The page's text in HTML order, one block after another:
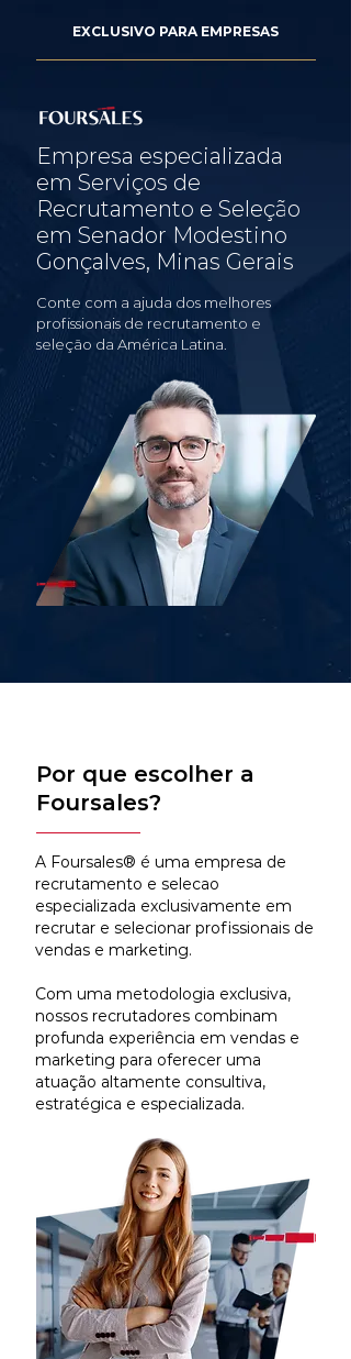
EXCLUSIVO PARA EMPRESAS
Empresa especializada
em Serviços de
Recrutamento e Seleção
em Senador Modestino
Gonçalves, Minas Gerais
Conte com a ajuda dos melhores
profissionais de recrutamento e
seleção da América Latina.
Por que escolher a
Foursales?
A Foursales® é uma empresa de
recrutamento e selecao
especializada exclusivamente em
recrutar e selecionar profissionais de
vendas e marketing.
Com uma metodologia exclusiva,
nossos recrutadores combinam
profunda experiência em vendas e
marketing para oferecer uma
atuação altamente consultiva,
estratégica e especializada.